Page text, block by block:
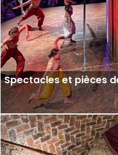
Spectacles et pièces